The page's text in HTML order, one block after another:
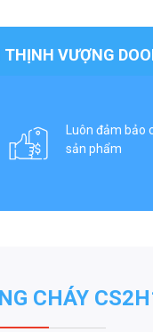
VƯỢNG
Luôn đảm bảo
sản phẩm
CHÁY